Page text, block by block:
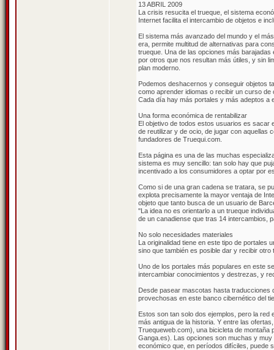
13 ABRIL 2009
La crisis resucita el trueque, el sistema
Internet facilita el intercambio de objetos e
El sistema más avanzado del mundo y el
era, permite multitud de alternativas para
trueque. Una de las opciones más
por otros que nos resultan más útiles, y sin
plan moderno.
Podemos deshacernos y conseguir objetos
como aprender idiomas o recibir un curso de
Cada día hay más portales y más adeptos a
Una forma económica de rentabilizar
El objetivo de todos estos usuarios es sacar
de reutilizar y de ocio, de jugar con aquellas
fundadores de Truequi.com.
Esta página es una de las muchas
sistema es muy sencillo: tan solo hay que
incentivado a los consumidores a optar por
Como si de una gran cadena se tratara, se
explota precisamente la mayor ventaja de
objeto que tanto busca de un usuario de
"La idea no es orientarlo a un trueque
de un canadiense que tras 14 intercambios,
No solo necesidades materiales
La originalidad tiene en este tipo de portales
sino que también es posible dar y recibir
Uno de los portales más populares en este
intercambiar conocimientos y destrezas, y
Desde pasear mascotas hasta traducciones
provechosas en este banco cibernético del
Estos son tan solo dos ejemplos, pero la
más antigua de la historia. Y entre las
Truequeweb.com), una bicicleta de montaña
Ganga.es). Las opciones son muchas y
económico que, en períodos difíciles, puede